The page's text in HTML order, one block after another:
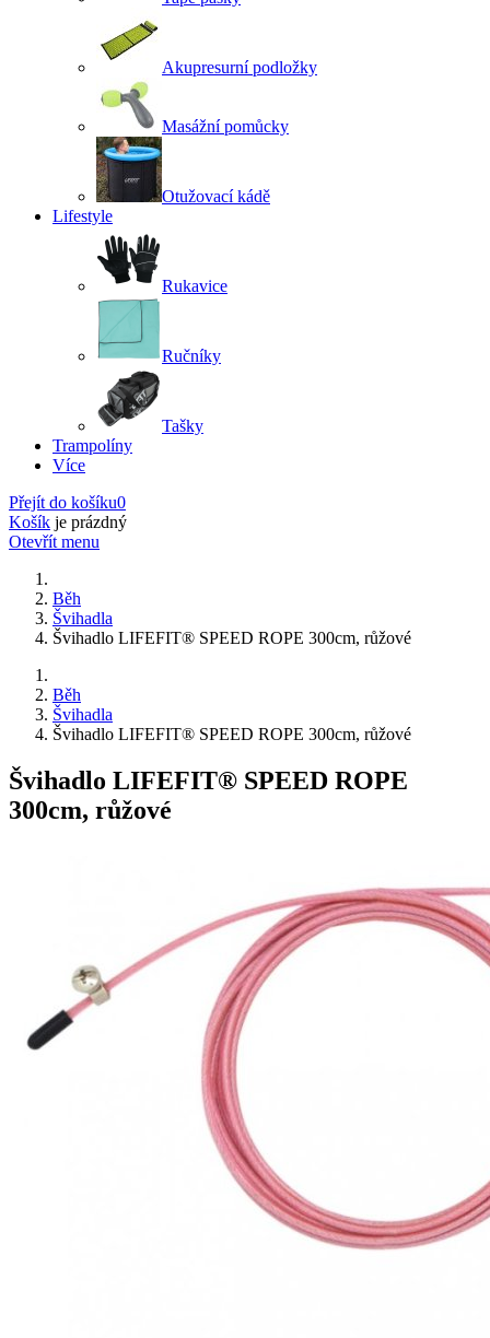
Akupresurní podložky
Masážní pomůcky
Otužovací kádě
Lifestyle
Rukavice
Ručníky
Tašky
Trampolíny
Více
Přejít do košíku0
Košík je prázdný
Otevřít menu
Běh
Švihadla
Švihadlo LIFEFIT® SPEED ROPE 300cm, růžové
Běh
Švihadla
Švihadlo LIFEFIT® SPEED ROPE 300cm, růžové
Švihadlo LIFEFIT® SPEED ROPE
300cm, růžové